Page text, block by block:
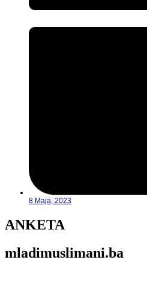
8 Maja, 2023
ANKETA
mladimuslimani.ba